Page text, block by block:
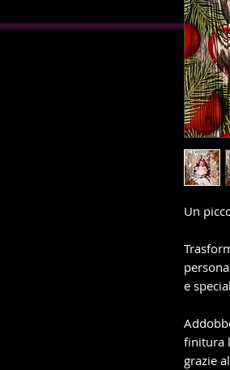
Un
e
finitura
grazie